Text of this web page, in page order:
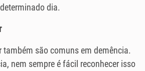
dia.
são comuns em demência.
nem sempre é fácil reconhecer isso